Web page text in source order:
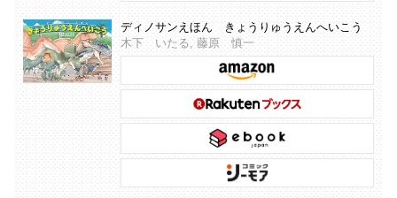
ディノサンえほん きょうりゅうえんへいこう
木下 いたる, 藤原 慎一